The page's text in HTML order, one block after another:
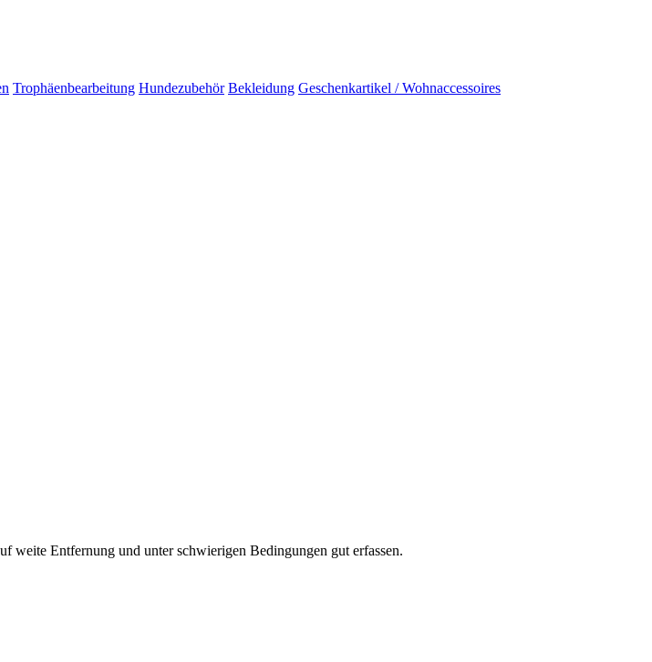
Trophäenbearbeitung Hundezubehör Bekleidung Geschenkartikel / Wohnaccessoires
weite Entfernung und unter schwierigen Bedingungen gut erfassen.